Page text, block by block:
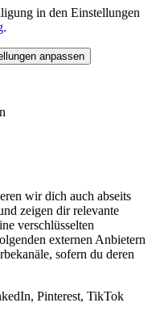
in den Einstellungen
.
anpassen
wir dich auch abseits
zeigen dir relevante
verschlüsselten
externen Anbietern
sofern du deren
Pinterest, TikTok